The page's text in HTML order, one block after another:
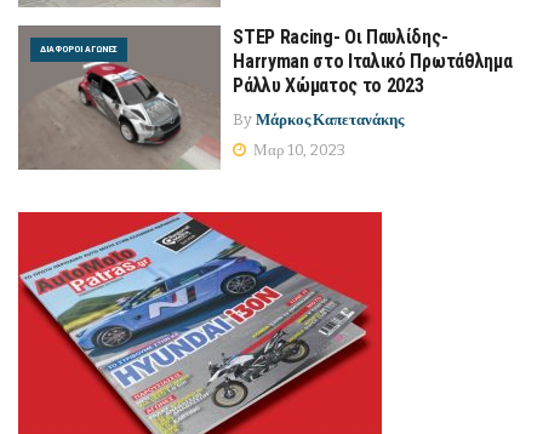
ΔΙΆΦΟΡΟΙ ΑΓΏΝΕΣ
STEP Racing- Οι Παυλίδης-
Harryman στο Ιταλικό Πρωτάθλημα
Ράλλυ Χώματος το 2023
By Μάρκος Καπετανάκης
Μαρ 10, 2023